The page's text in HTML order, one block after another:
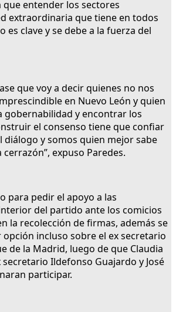
que entender los sectores
extraordinaria que tiene en todos
es clave y se debe a la fuerza del
que voy a decir quienes no nos
en Nuevo León y quien
gobernabilidad y encontrar los
el consenso tiene que confiar
diálogo y somos quien mejor sabe
expuso Paredes.
para pedir el apoyo a las
del partido ante los comicios
la recolección de firmas, además se
incluso sobre el ex secretario
de la Madrid, luego de que Claudia
secretario Ildefonso Guajardo y José
participar.